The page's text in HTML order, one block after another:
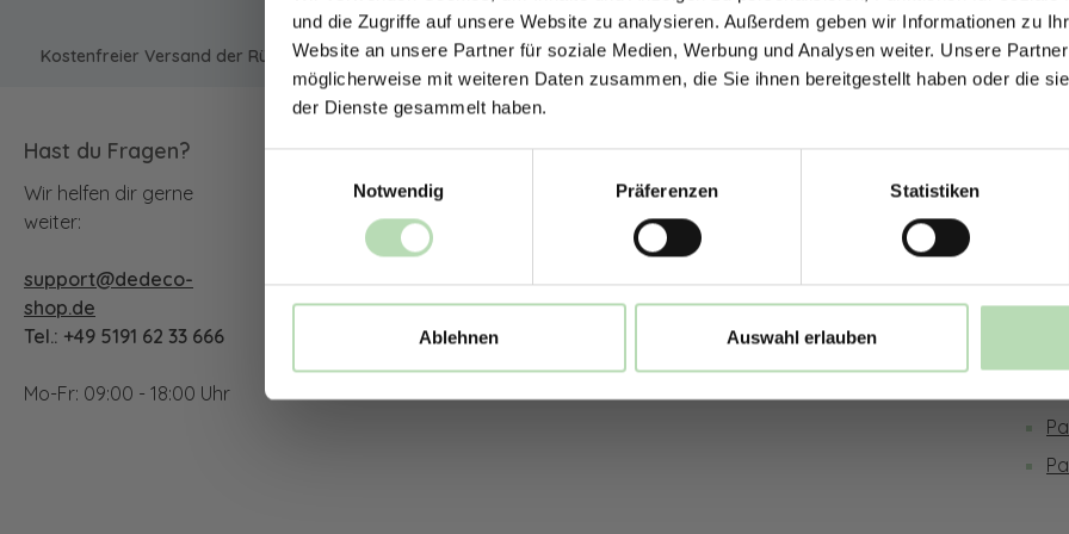
und die Zugriffe auf unsere Website zu analysieren. Außerdem geben wir Informationen zu
Website an unsere Partner für soziale Medien, Werbung und Analysen weiter. Unsere
möglicherweise mit weiteren Daten zusammen, die Sie ihnen bereitgestellt haben oder die
der Dienste gesammelt haben.
Notwendig
Präferenzen Statistiken
Ablehnen Auswahl erlauben
Kostenfreier Versand der Rückwände in Deutschland | Expressversand möglich Hochwertige Qualität | Millimetergenau
Rechtliches
Impressum
Widerruf
AGB
Hast du Fragen?
Wir helfen dir gerne
weiter:
support@dedeco-
shop.de
Tel.: +49 5191 62 33 666
Mo-Fr: 09:00 - 18:00 Uhr
Unsere Communities
FacebookInstagram
TikTok
Jetzt zum Newsletter
Mit der Anmeldung erklärst du dich damit
E-Mails von uns zu erhalten.